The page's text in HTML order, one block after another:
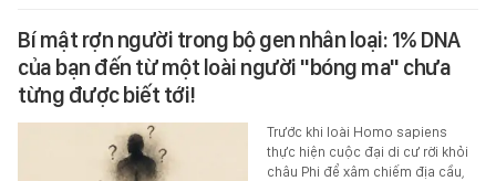
Bí mật rợn người trong bộ gen nhân loại: 1% DNA
của bạn đến từ một loài người "bóng ma" chưa
từng được biết tới!
Trước khi loài Homo sapiens
thực hiện cuộc đại di cư rời khỏi
châu Phi để xâm chiếm địa cầu,